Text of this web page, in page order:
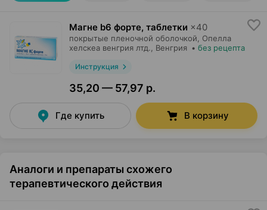
Магне b6 форте, таблетки ×40
покрытые пленочной оболочкой,
Опелла
хелскеа венгрия лтд.
, Венгрия • без рецепта
Инструкция
35,20 — 57,97 р.
Где купить В корзину
Аналоги и препараты схожего
терапевтического действия